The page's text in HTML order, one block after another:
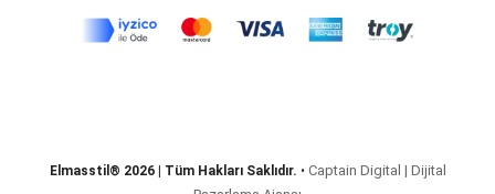
Elmasstil® 2026 | Tüm Hakları Saklıdır. • Captain Digital | Dijital